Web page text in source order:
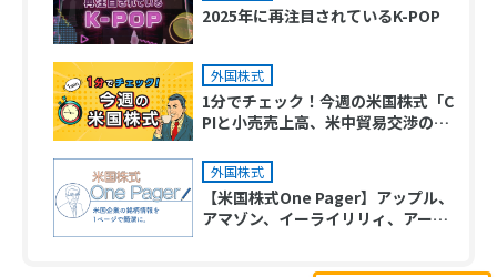
2025年に再注目されているK-POP
外国株式
1分でチェック！今週の米国株式「C
PIと小売売上高、米中貿易交渉の進
外国株式
【米国株式One Pager】アップル、
アマゾン、イーライリリィ、アー